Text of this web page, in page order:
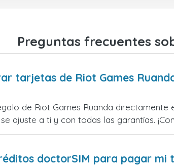
Preguntas frecuentes
tarjetas de Riot Games
de Riot Games Ruanda
ajuste a ti y con todas las garantías.
doctorSIM para pagar mi